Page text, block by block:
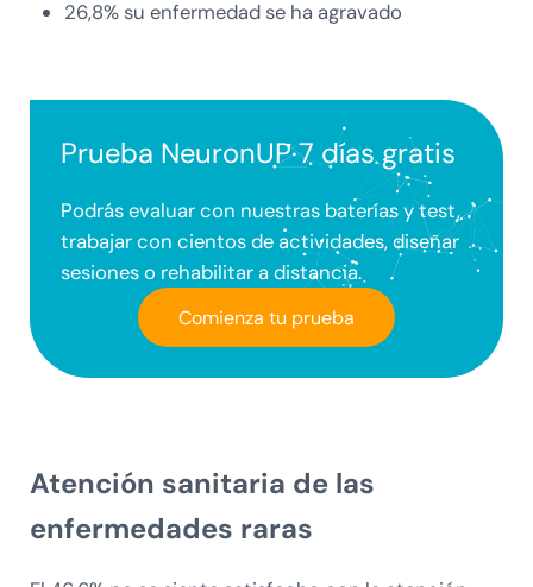
26,8% su enfermedad se ha agravado
Prueba NeuronUP 7 días gratis
Podrás evaluar con nuestras baterías y test,
trabajar con cientos de actividades, diseñar
sesiones o rehabilitar a distancia.
Comienza tu prueba
Atención sanitaria de las
enfermedades raras